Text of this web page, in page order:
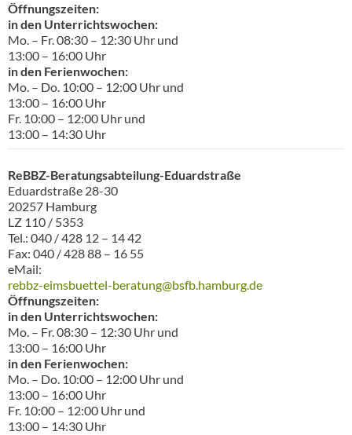
Öffnungszeiten:
in den Unterrichtswochen:
Mo. – Fr. 08:30 – 12:30 Uhr und
13:00 – 16:00 Uhr
in den Ferienwochen:
Mo. – Do. 10:00 – 12:00 Uhr und
13:00 – 16:00 Uhr
Fr. 10:00 – 12:00 Uhr und
13:00 – 14:30 Uhr
ReBBZ-Beratungsabteilung-Eduardstraße
Eduardstraße 28-30
20257 Hamburg
LZ 110 / 5353
Tel.: 040 / 428 12 – 14 42
Fax: 040 / 428 88 – 16 55
eMail:
rebbz-eimsbuettel-beratung@bsfb.hamburg.de
Öffnungszeiten:
in den Unterrichtswochen:
Mo. – Fr. 08:30 – 12:30 Uhr und
13:00 – 16:00 Uhr
in den Ferienwochen:
Mo. – Do. 10:00 – 12:00 Uhr und
13:00 – 16:00 Uhr
Fr. 10:00 – 12:00 Uhr und
13:00 – 14:30 Uhr